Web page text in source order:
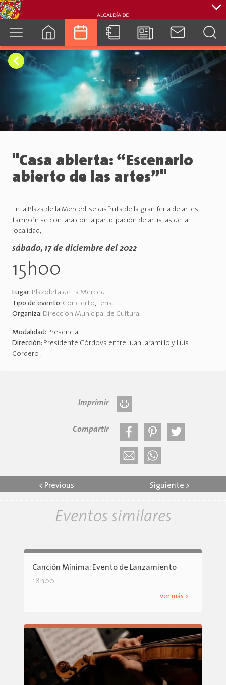
cuenca.gob.ec
"Casa abierta: “Escenario
abierto de las artes”"
En la Plaza de la Merced, se disfruta de la gran feria de artes,
también se contará con la participación de artistas de la
localidad,
sábado, 17 de diciembre del 2022
15h00
Lugar: Plazoleta de La Merced.
Tipo de evento: Concierto, Feria.
Organiza: Dirección Municipal de Cultura.
Modalidad: Presencial.
Dirección: Presidente Córdova entre Juan Jaramillo y Luis
Cordero .
Imprimir
Compartir
< Previous Siguiente >
Eventos similares
Canción Mínima: Evento de Lanzamiento
18h00
ver más >